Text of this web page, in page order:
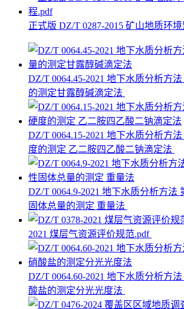
正式版 DZ/T 0287-2015 矿山地质环
DZ/T 0064.45-2021 地下水质分析方
的测定甘露醇碱滴定法
DZ/T 0064.15-2021 地下水质分析方
度的测定 乙二胺四乙酸二钠滴定法
DZ/T 0064.9-2021 地下水质分析方法
固体总量的测定 重量法
2021 煤层气资源评价规范.pdf
DZ/T 0064.60-2021 地下水质分析方
酸盐的测定分光光度法